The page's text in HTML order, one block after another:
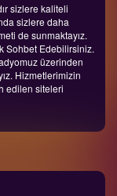
sizlere kaliteli
sizlere daha
de sunmaktayız.
Sohbet Edebilirsiniz.
üzerinden
Hizmetlerimizin
edilen siteleri